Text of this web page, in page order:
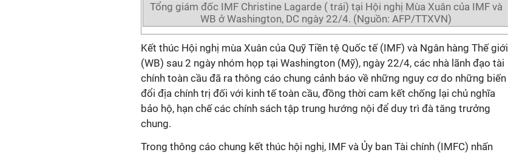
Tổng giám đốc IMF Christine Lagarde ( trái) tại Hội nghị Mùa Xuân của IMF và
WB ở Washington, DC ngày 22/4. (Nguồn: AFP/TTXVN)
Kết thúc Hội nghị mùa Xuân của Quỹ Tiền tệ Quốc tế (IMF) và Ngân hàng Thế giới
(WB) sau 2 ngày nhóm họp tại Washington (Mỹ), ngày 22/4, các nhà lãnh đạo tài
chính toàn cầu đã ra thông cáo chung cảnh báo về những nguy cơ do những biến
đổi địa chính trị đối với kinh tế toàn cầu, đồng thời cam kết chống lại chủ nghĩa
bảo hộ, hạn chế các chính sách tập trung hướng nội để duy trì đà tăng trưởng
chung.
Trong thông cáo chung kết thúc hội nghị, IMF và Ủy ban Tài chính (IMFC) nhấn